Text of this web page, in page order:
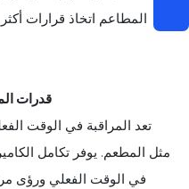
المطاعم اتخاذ قرارات
قدرات
تعد المراقبة في الوقت
مثل المطعم. يوفر تكامل
في الوقت الفعلي ورؤى